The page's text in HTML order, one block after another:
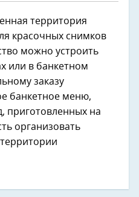
территория
красочных снимков
можно устроить
или в банкетном
заказу
банкетное меню,
приготовленных на
организовать